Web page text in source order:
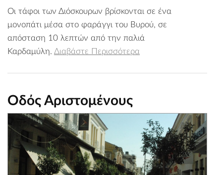
Οι τάφοι των Διόσκουρων βρίσκονται σε ένα
μονοπάτι μέσα στο φαράγγι του Βυρού, σε
απόσταση 10 λεπτών από την παλιά
Καρδαμύλη. Διαβάστε Περισσότερα
Οδός Αριστομένους